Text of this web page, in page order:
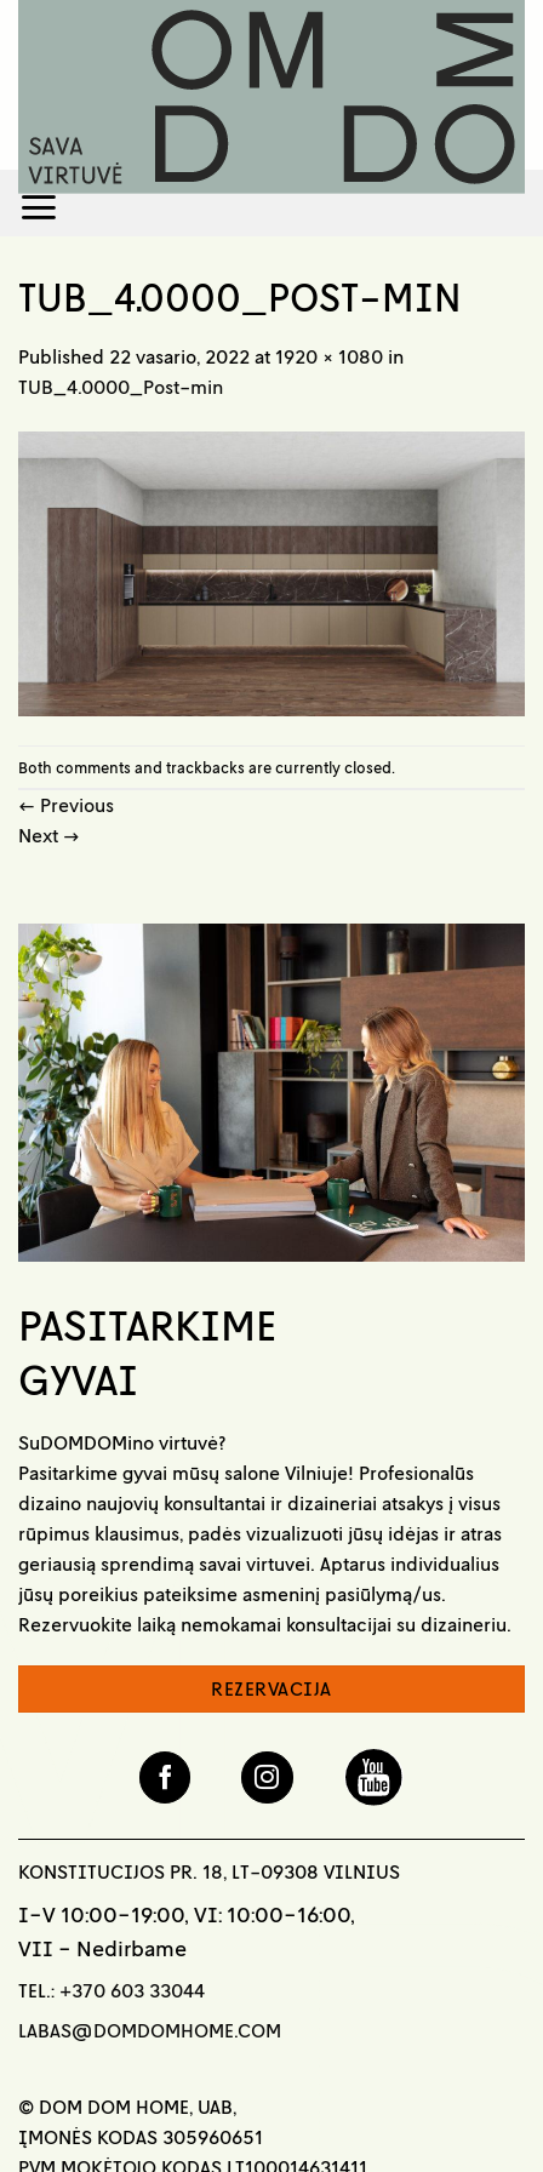
TUB_4.0000_POST-MIN
Published 22 vasario, 2022 at 1920 × 1080 in
TUB_4.0000_Post-min
Both comments and trackbacks are currently closed.
← Previous
Next →
PASITARKIME
GYVAI
SuDOMDOMino virtuvė?
Pasitarkime gyvai mūsų salone Vilniuje! Profesionalūs
dizaino naujovių konsultantai ir dizaineriai atsakys į visus
rūpimus klausimus, padės vizualizuoti jūsų idėjas ir atras
geriausią sprendimą savai virtuvei. Aptarus individualius
jūsų poreikius pateiksime asmeninį pasiūlymą/us.
Rezervuokite laiką nemokamai konsultacijai su dizaineriu.
REZERVACIJA
KONSTITUCIJOS PR. 18, LT-09308 VILNIUS
I-V 10:00-19:00, VI: 10:00-16:00,
VII - Nedirbame
TEL.: +370 603 33044
LABAS@DOMDOMHOME.COM
© DOM DOM HOME, UAB,
ĮMONĖS KODAS 305960651
PVM MOKĖTOJO KODAS LT100014631411